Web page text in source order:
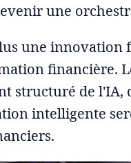
une
une innovation
financière.
structuré de l'IA,
intelligente